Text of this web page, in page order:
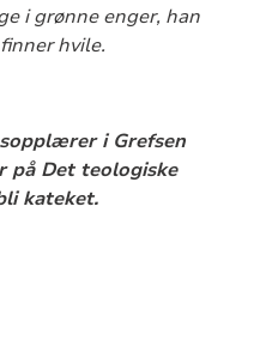
i grønne enger, han
hvile.
i Grefsen
på Det teologiske
kateket.